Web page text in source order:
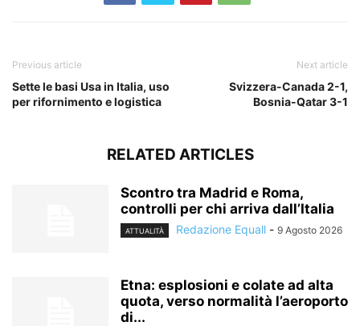
Previous article
Sette le basi Usa in Italia, uso
per rifornimento e logistica
Next article
Svizzera-Canada 2-1,
Bosnia-Qatar 3-1
RELATED ARTICLES
Scontro tra Madrid e Roma,
controlli per chi arriva dall’Italia
ATTUALITÀ Redazione Equall - 9 Agosto 2026
Etna: esplosioni e colate ad alta
quota, verso normalità l’aeroporto
di...